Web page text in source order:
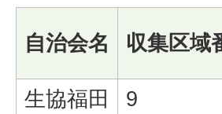
自治会名 収集区域
生協福田 9